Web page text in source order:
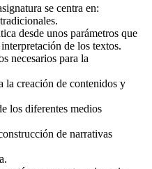
se centra en:
desde unos parámetros que
de los textos.
necesarios para la
la creación de contenidos y
los diferentes medios
de narrativas